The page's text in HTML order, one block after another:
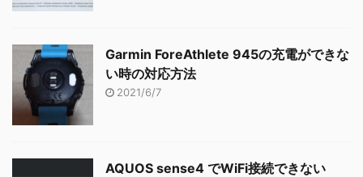
Garmin ForeAthlete 945の充電ができな
い時の対応方法
2021/6/7
AQUOS sense4 でWiFi接続できない